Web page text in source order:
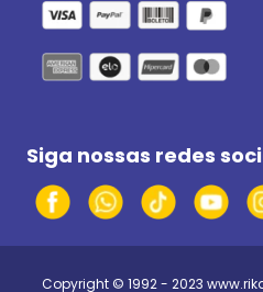
Siga nossas redes
Copyright © 1992 - 2023